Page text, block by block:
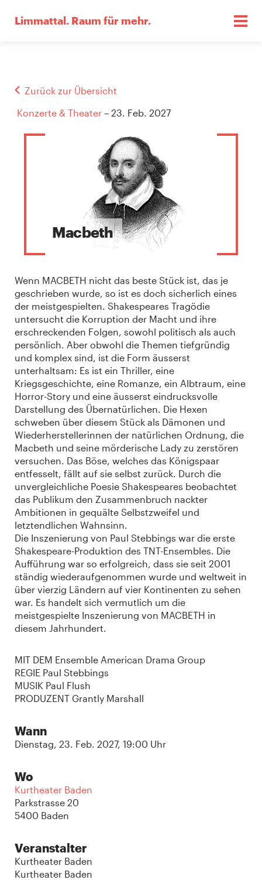
Limmattal. Raum für mehr.
Zurück zur Übersicht
Konzerte & Theater – 23. Feb. 2027
Macbeth
Wenn MACBETH nicht das beste Stück ist, das je
geschrieben wurde, so ist es doch sicherlich eines
der meistgespielten. Shakespeares Tragödie
untersucht die Korruption der Macht und ihre
erschreckenden Folgen, sowohl politisch als auch
persönlich. Aber obwohl die Themen tiefgründig
und komplex sind, ist die Form äusserst
unterhaltsam: Es ist ein Thriller, eine
Kriegsgeschichte, eine Romanze, ein Albtraum, eine
Horror-Story und eine äusserst eindrucksvolle
Darstellung des Übernatürlichen. Die Hexen
schweben über diesem Stück als Dämonen und
Wiederherstellerinnen der natürlichen Ordnung, die
Macbeth und seine mörderische Lady zu zerstören
versuchen. Das Böse, welches das Königspaar
entfesselt, fällt auf sie selbst zurück. Durch die
unvergleichliche Poesie Shakespeares beobachtet
das Publikum den Zusammenbruch nackter
Ambitionen in gequälte Selbstzweifel und
letztendlichen Wahnsinn.
Die Inszenierung von Paul Stebbings war die erste
Shakespeare-Produktion des TNT-Ensembles. Die
Aufführung war so erfolgreich, dass sie seit 2001
ständig wiederaufgenommen wurde und weltweit in
über vierzig Ländern auf vier Kontinenten zu sehen
war. Es handelt sich vermutlich um die
meistgespielte Inszenierung von MACBETH in
diesem Jahrhundert.
MIT DEM Ensemble American Drama Group
REGIE Paul Stebbings
MUSIK Paul Flush
PRODUZENT Grantly Marshall
Wann
Dienstag, 23. Feb. 2027, 19:00 Uhr
Wo
Kurtheater Baden
Parkstrasse 20
5400 Baden
Veranstalter
Kurtheater Baden
Kurtheater Baden